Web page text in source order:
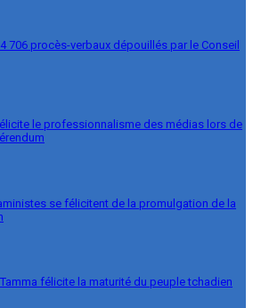
706 procès-verbaux dépouillés par le Conseil
le professionnalisme des médias lors de
se félicitent de la promulgation de la
félicite la maturité du peuple tchadien